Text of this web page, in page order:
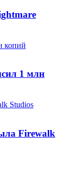
копий
1 млн
Studios
Firewalk